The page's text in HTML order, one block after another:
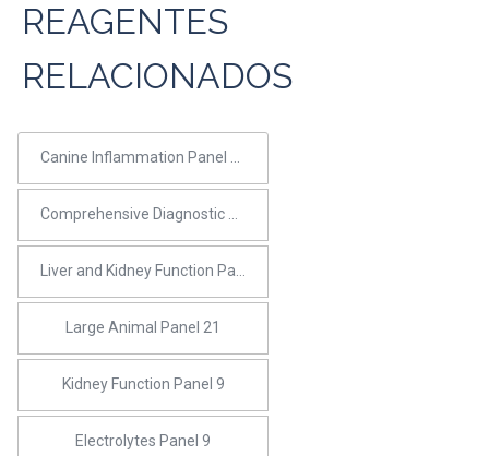
REAGENTES
RELACIONADOS
Large Animal Panel 21
Kidney Function Panel 9
Electrolytes Panel 9